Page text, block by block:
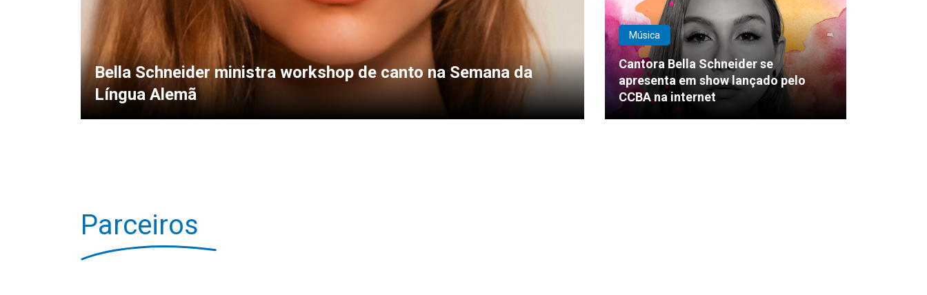
Bella Schneider ministra workshop de canto na Semana da
Língua Alemã
Música
Cantora Bella Schneider se
apresenta em show lançado pelo
CCBA na internet
Parceiros